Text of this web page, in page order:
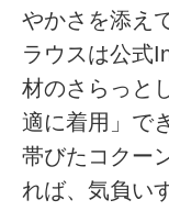
やかさを添え
ラウスは公式
材のさらっと
適に着用」で
帯びたコクー
れば、気負い